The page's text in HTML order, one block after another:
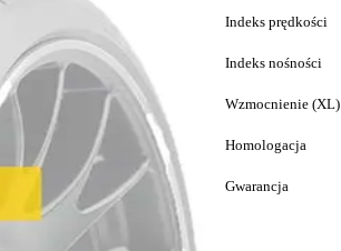
Indeks prędkości
Indeks nośności
Wzmocnienie (XL)
Homologacja
Gwarancja